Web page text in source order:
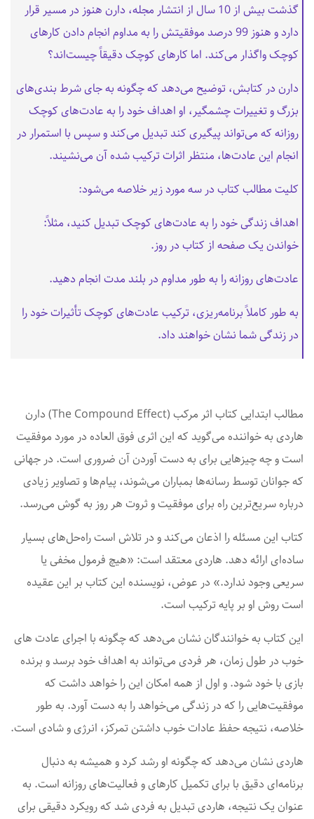
گذشت بیش از 10 سال از انتشار مجله، دارن هنوز در مسیر قرار
دارد و هنوز 99 درصد موفقیتش را به مداوم انجام دادن کارهای
کوچک واگذار می‌کند. اما کارهای کوچک دقیقاً چیست‌اند؟
دارن در کتابش، توضیح می‌دهد که چگونه به جای شرط‌‌ بندی‌های
بزرگ و تغییرات چشمگیر، او اهداف خود را به عادت‌های کوچک
روزانه که می‌تواند پیگیری کند تبدیل می‌کند و سپس با استمرار در
انجام این عادت‌ها، منتظر اثرات ترکیب شده آن می‌نشیند.
کلیت مطالب کتاب در سه مورد زیر خلاصه می‌شود:
اهداف زندگی خود را به عادت‌های کوچک تبدیل کنید، مثلاً:
خواندن یک صفحه از کتاب در روز.
عادت‌های روزانه را به طور مداوم در بلند مدت انجام دهید.
به طور کاملاً برنامه‌ریزی، ترکیب عادت‌های کوچک تأثیرات خود را
در زندگی شما نشان خواهند داد.
مطالب ابتدایی کتاب اثر مرکب (The Compound Effect) دارن
هاردی به خواننده می‌گوید که این اثری فوق العاده در مورد موفقیت
است و چه چیزهایی برای به دست آوردن آن ضروری است. در جهانی
که جوانان توسط رسانه‌ها بمباران می‌شوند، پیام‌ها و تصاویر زیادی
درباره سریع‌ترین راه برای موفقیت و ثروت هر روز به گوش می‌رسد.
کتاب این مسئله را اذعان می‌کند و در تلاش است راه‌حل‌های بسیار
ساده‌ای ارائه دهد. هاردی معتقد است: «هیچ فرمول مخفی یا
سریعی وجود ندارد.» در عوض، نویسنده این کتاب بر این عقیده
است روش او بر پایه ترکیب است.
این کتاب به خوانندگان نشان می‌دهد که چگونه با اجرای عادت های
خوب در طول زمان، هر فردی می‌تواند به اهداف خود برسد و برنده
بازی با خود شود. و اول از همه امکان این را خواهد داشت که
موفقیت‌هایی را که در زندگی می‌خواهد را به دست آورد. به طور
خلاصه، نتیجه حفظ عادات خوب داشتن تمرکز، انرژی و شادی است.
هاردی نشان می‌دهد که چگونه او رشد کرد و همیشه به دنبال
برنامه‌ای دقیق با برای تکمیل کارهای و فعالیت‌های روزانه است. به
عنوان یک نتیجه، هاردی تبدیل به فردی شد که رویکرد دقیقی برای